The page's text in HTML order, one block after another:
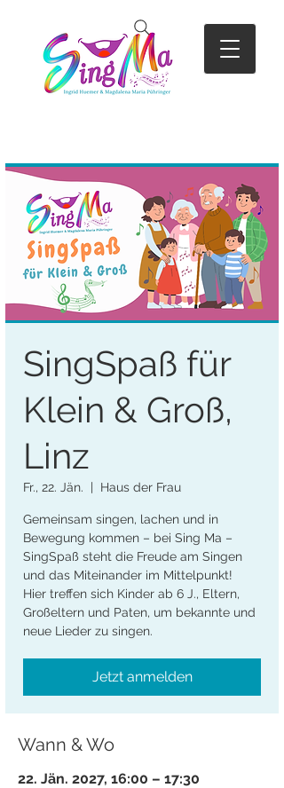
SingSpaß für
Klein & Groß,
Linz
Fr., 22. Jän.
  |
Haus der Frau
Gemeinsam singen, lachen und in
Bewegung kommen – bei Sing Ma –
SingSpaß steht die Freude am Singen
und das Miteinander im Mittelpunkt!
Hier treffen sich Kinder ab 6 J., Eltern,
Großeltern und Paten, um bekannte und
neue Lieder zu singen.
Jetzt anmelden
Wann & Wo
22. Jän. 2027, 16:00 – 17:30